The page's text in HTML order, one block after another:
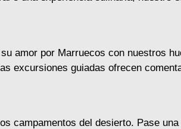
amor por Marruecos con nuestros
excursiones guiadas ofrecen
campamentos del desierto. Pase